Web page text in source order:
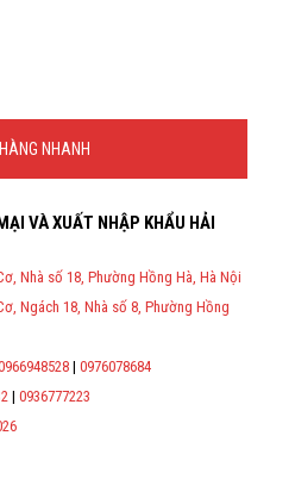
NHANH
và nghị định 70/2025/NĐ-CP về
Tử bán hàng và cung cấp dịch vụ
thế hiện đầy đủ thông tin: họ tên,
công dân/ số định danh.
VÀ XUẤT NHẬP KHẨU HẢI
Nhà số 18, Phường Hồng Hà, Hà Nội
Ngách 18, Nhà số 8, Phường Hồng
| 0976078684
| 0936777223